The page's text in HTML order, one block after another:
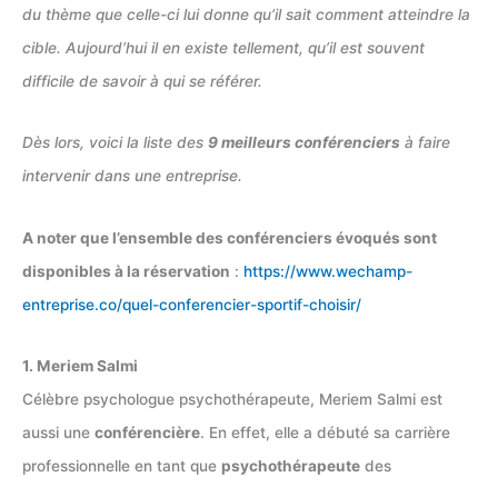
du thème que celle-ci lui donne qu’il sait comment atteindre la
cible. Aujourd’hui il en existe tellement, qu’il est souvent
difficile de savoir à qui se référer.
Dès lors, voici la liste des 9 meilleurs conférenciers à faire
intervenir dans une entreprise.
A noter que l’ensemble des conférenciers évoqués sont
disponibles à la réservation : https://www.wechamp-
entreprise.co/quel-conferencier-sportif-choisir/
1. Meriem Salmi
Célèbre psychologue psychothérapeute, Meriem Salmi est
aussi une conférencière. En effet, elle a débuté sa carrière
professionnelle en tant que psychothérapeute des